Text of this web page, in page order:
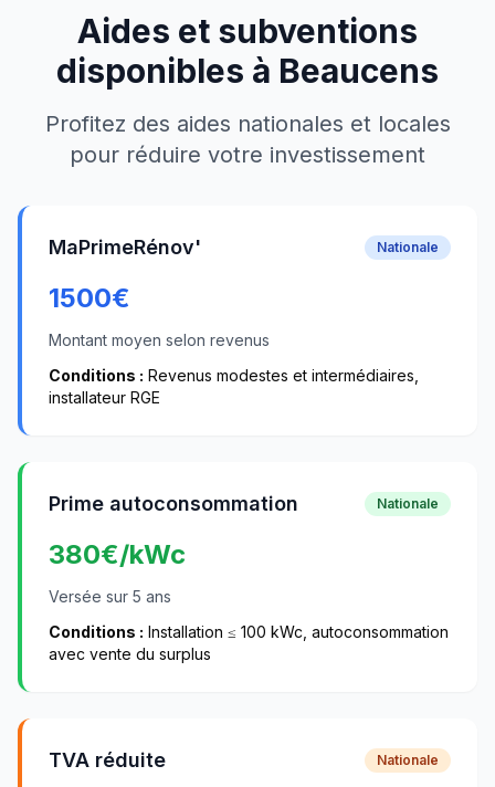
Aides et subventions
disponibles à Beaucens
Profitez des aides nationales et locales
pour réduire votre investissement
MaPrimeRénov' Nationale
1500€
Montant moyen selon revenus
Conditions : Revenus modestes et intermédiaires,
installateur RGE
Prime autoconsommation Nationale
380€/kWc
Versée sur 5 ans
Conditions : Installation ≤ 100 kWc, autoconsommation
avec vente du surplus
TVA réduite Nationale